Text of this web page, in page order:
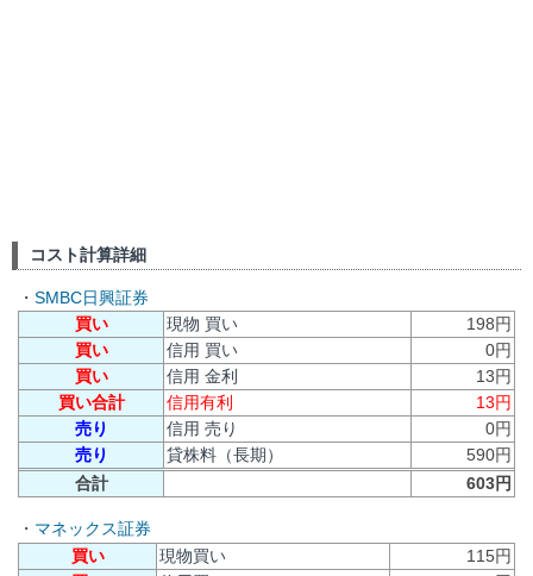
コスト計算詳細
・ SMBC日興証券
買い
現物 買い
198円
買い
信用 買い
0円
買い
信用 金利
13円
買い合計
信用有利
13円
売り
信用 売り
0円
売り
貸株料（長期）
590円
合計
603円
・ マネックス証券
買い
現物買い
115円